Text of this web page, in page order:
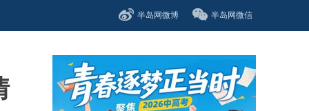
半岛网微博 半岛网微信